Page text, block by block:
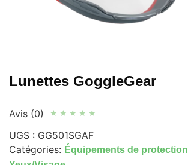
Lunettes GoggleGear
Avis (0) ★ ★ ★ ★ ★
UGS : GG501SGAF
Catégories: Équipements de protection